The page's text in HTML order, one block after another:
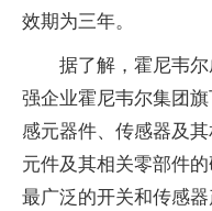
效期为三年。
据了解，霍尼韦
强企业霍尼韦尔集团
感元器件、传感器及
元件及其相关零部件
最广泛的开关和传感器